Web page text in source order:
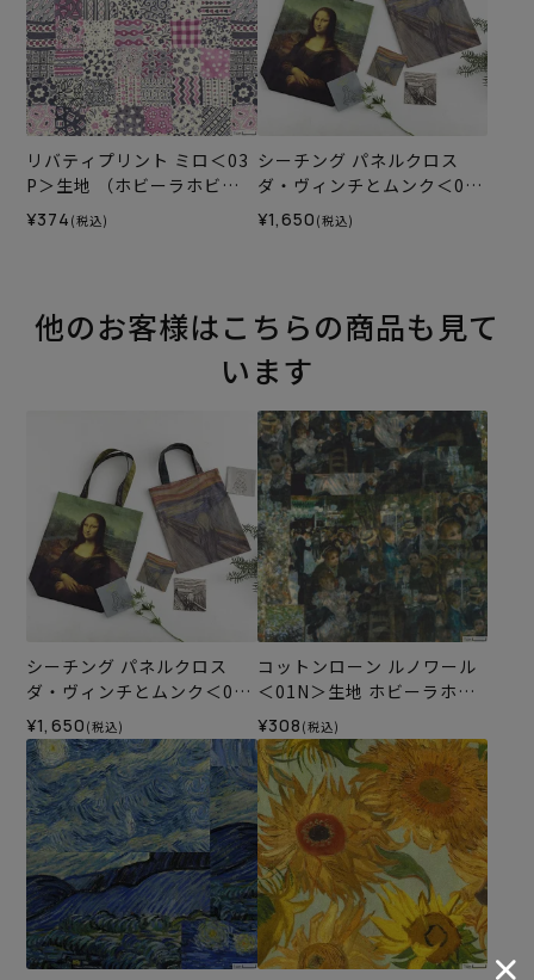
リバティプリント ミロ＜03
P＞生地 （ホビーラホビー
レオリジナル）2026SS
¥374 (税込)
シーチング パネルクロス
ダ・ヴィンチとムンク＜01X
＞生地 ホビーラホビーレデ
ザインコレクション
¥1,650 (税込)
他のお客様はこちらの商品も見て
います
シーチング パネルクロス
ダ・ヴィンチとムンク＜01X
＞生地 ホビーラホビーレデ
ザインコレクション
¥1,650 (税込)
コットンローン ルノワール
＜01N＞生地 ホビーラホビ
ーレデザインコレクション
¥308 (税込)